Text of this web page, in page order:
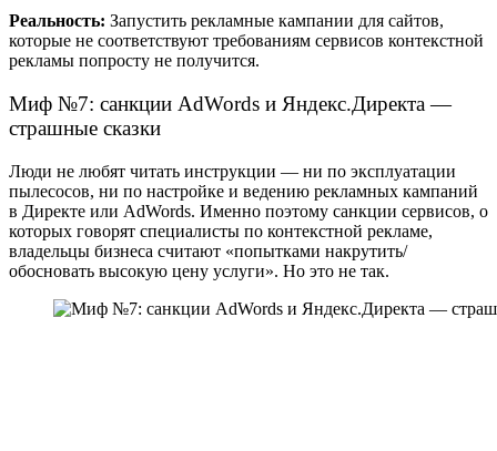
Реальность: Запустить рекламные кампании для сайтов,
которые не соответствуют требованиям сервисов контекстной
рекламы попросту не получится.
Миф №7: санкции AdWords и Яндекс.Директа —
страшные сказки
Люди не любят читать инструкции — ни по эксплуатации
пылесосов, ни по настройке и ведению рекламных кампаний
в Директе или AdWords. Именно поэтому санкции сервисов, о
которых говорят специалисты по контекстной рекламе,
владельцы бизнеса считают «попытками накрутить/
обосновать высокую цену услуги». Но это не так.